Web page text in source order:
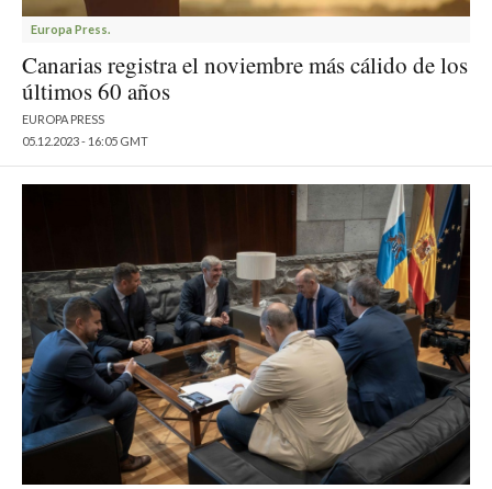
Europa Press.
Canarias registra el noviembre más cálido de los
últimos 60 años
EUROPA PRESS
05.12.2023 - 16:05 GMT